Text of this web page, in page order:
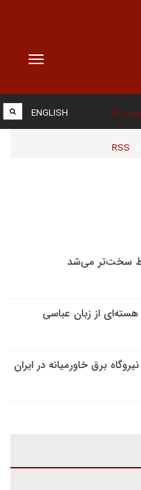
Toggle
پیوند ها
RSS
ENGLISH
سخت‌تر می‌شد
از زبان عباسی
برق خاورمیانه در ایران